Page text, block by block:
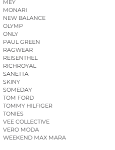
MEY
MONARI
NEW BALANCE
OLYMP
ONLY
PAUL GREEN
RAGWEAR
REISENTHEL
RICHROYAL
SANETTA
SKINY
SOMEDAY
TOM FORD
TOMMY HILFIGER
TONIES
VEE COLLECTIVE
VERO MODA
WEEKEND MAX MARA